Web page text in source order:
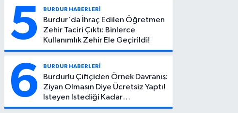
Can Atıcı
Genç
Yaşta
Yaşamını
Yitirdi
Feci Kaza:
1 Ölü, 2
Yaralı
5 BURDUR HABERLERİ
Burdur'da İhraç Edilen Öğretmen
Zehir Taciri Çıktı: Binlerce
Kullanımlık Zehir Ele Geçirildi!
6 BURDUR HABERLERİ
Burdurlu Çiftçiden Örnek Davranış:
Ziyan Olmasın Diye Ücretsiz Yaptı!
İsteyen İstediği Kadar
Toplayabilecek